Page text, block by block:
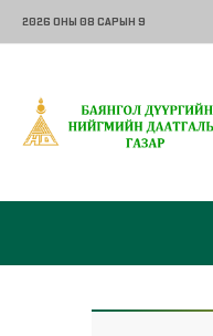
2026 ОНЫ 08 САРЫН 9